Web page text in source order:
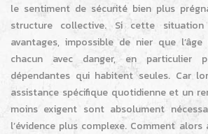
le sentiment de sécurité bien plus
structure collective. Si cette situation
avantages, impossible de nier que
chacun avec danger, en particulier
dépendantes qui habitent seules. Car
assistance spécifique quotidienne et un
moins exigent sont absolument
l’évidence plus complexe. Comment